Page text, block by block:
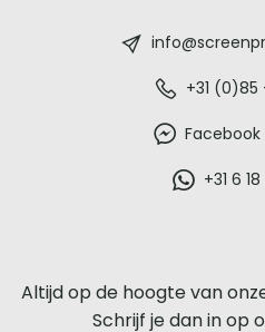
voor
+31 (0)85
+31 6
Altijd op de hoogte van
Schrijf je dan in op